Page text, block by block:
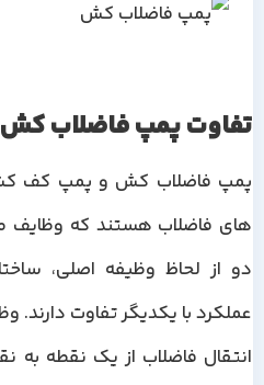
تفاوت پمپ فاضلاب
پمپ فاضلاب کش و پمپ کف
های فاضلاب هستند که وظایف
دو از لحاظ وظیفه اصلی،
عملکرد با یکدیگر تفاوت
انتقال فاضلاب از یک نقطه